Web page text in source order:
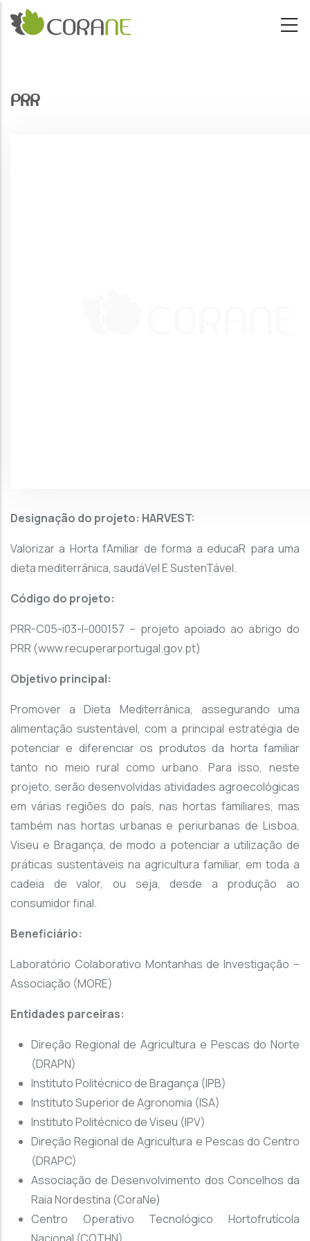
Passar para o conteúdo principal
PRR
Designação do projeto: HARVEST:
Valorizar a Horta fAmiliar de forma a educaR para uma
dieta mediterrânica, saudáVel E SustenTável.
Código do projeto:
PRR-C05-i03-I-000157 – projeto apoiado ao abrigo do
PRR (www.recuperarportugal.gov.pt)
Objetivo principal:
Promover a Dieta Mediterrânica, assegurando uma
alimentação sustentável, com a principal estratégia de
potenciar e diferenciar os produtos da horta familiar
tanto no meio rural como urbano. Para isso, neste
projeto, serão desenvolvidas atividades agroecológicas
em várias regiões do país, nas hortas familiares, mas
também nas hortas urbanas e periurbanas de Lisboa,
Viseu e Bragança, de modo a potenciar a utilização de
práticas sustentáveis na agricultura familiar, em toda a
cadeia de valor, ou seja, desde a produção ao
consumidor final.
Beneficiário:
Laboratório Colaborativo Montanhas de Investigação –
Associação (MORE)
Entidades parceiras:
Direção Regional de Agricultura e Pescas do Norte
(DRAPN)
Instituto Politécnico de Bragança (IPB)
Instituto Superior de Agronomia (ISA)
Instituto Politécnico de Viseu (IPV)
Direção Regional de Agricultura e Pescas do Centro
(DRAPC)
Associação de Desenvolvimento dos Concelhos da
Raia Nordestina (CoraNe)
Centro Operativo Tecnológico Hortofrutícola